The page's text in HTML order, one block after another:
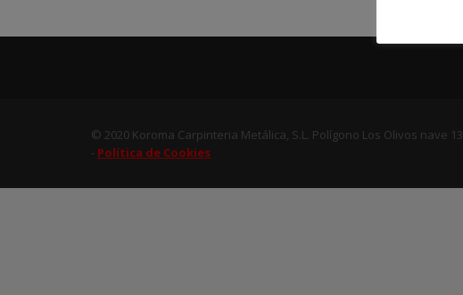
© 2020 Koroma Carpinteria Metálica, S.L. Polígono Los Olivos nave
- Política de Cookies